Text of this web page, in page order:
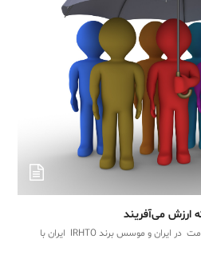
ارزش می‌آفریند
سعيد ‬حسيني‬‬ پيشگام ‬گردشگري ‬سلامت ‬در ‬ايران ‬و ‬موسس ‬برند ‬IRHTO ‬‬‬‬‬‬‬‬‬‬‬‬‬‬‬‬ ایران ‬با